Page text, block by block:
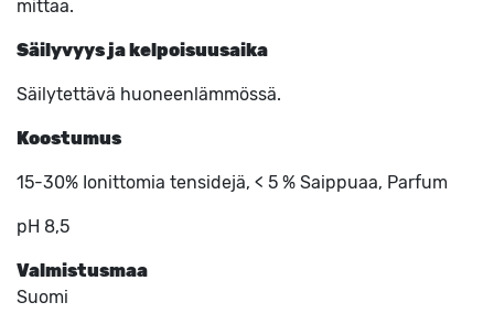
mittaa.
Säilyvyys ja kelpoisuusaika
Säilytettävä huoneenlämmössä.
Koostumus
15-30% Ionittomia tensidejä, < 5 % Saippuaa, Parfum
pH 8,5
Valmistusmaa
Suomi